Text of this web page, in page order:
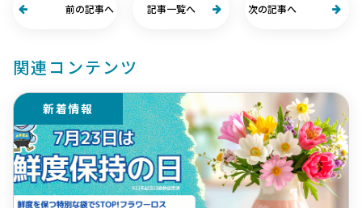
前の記事へ 記事一覧へ 次の記事へ
関連コンテンツ
新着情報